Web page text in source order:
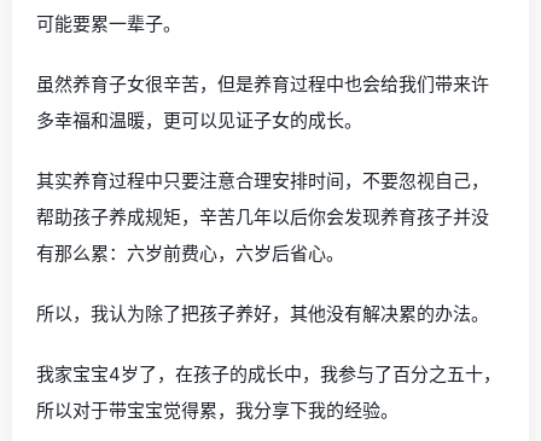
可能要累一辈子。
虽然养育子女很辛苦，但是养育过程中也会给我们带来许
多幸福和温暖，更可以见证子女的成长。
其实养育过程中只要注意合理安排时间，不要忽视自己，
帮助孩子养成规矩，辛苦几年以后你会发现养育孩子并没
有那么累：六岁前费心，六岁后省心。
所以，我认为除了把孩子养好，其他没有解决累的办法。
我家宝宝4岁了，在孩子的成长中，我参与了百分之五十，
所以对于带宝宝觉得累，我分享下我的经验。